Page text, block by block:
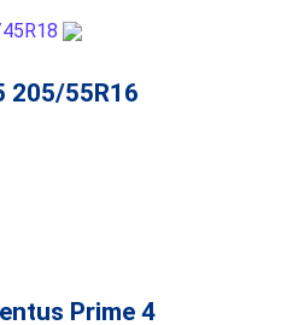
205/55R16
Prime 4